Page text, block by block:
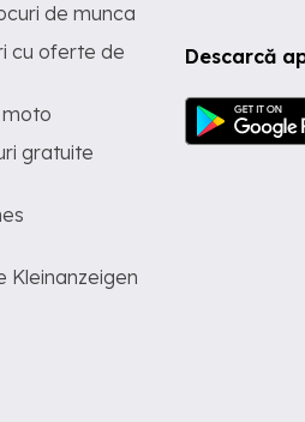
Descarcă
de munca
cu oferte de
moto
gratuite
Kleinanzeigen